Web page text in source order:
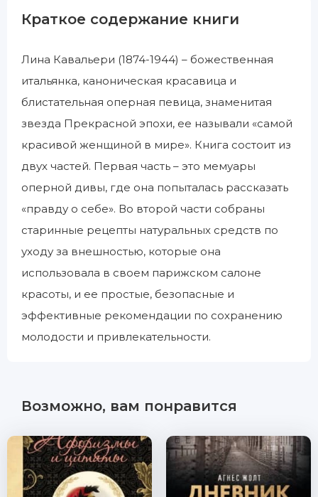
Краткое содержание книги
Лина Кавальери (1874-1944) – божественная
итальянка, каноническая красавица и
блистательная оперная певица, знаменитая
звезда Прекрасной эпохи, ее называли «самой
красивой женщиной в мире». Книга состоит из
двух частей. Первая часть – это мемуары
оперной дивы, где она попыталась рассказать
«правду о себе». Во второй части собраны
старинные рецепты натуральных средств по
уходу за внешностью, которые она
использовала в своем парижском салоне
красоты, и ее простые, безопасные и
эффективные рекомендации по сохранению
молодости и привлекательности.
Возможно, вам понравится